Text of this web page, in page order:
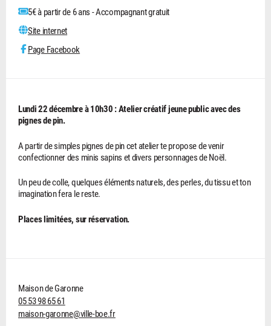
5€ à partir de 6 ans - Accompagnant gratuit
Site internet
Page Facebook
Lundi 22 décembre à 10h30 :Atelier créatif jeune public avec des
pignes de pin.
A partir de simples pignes de pin cet atelier te propose de venir
confectionner des minis sapins et divers personnages de Noël.
Un peu de colle, quelques éléments naturels, des perles, du tissu et ton
imagination fera le reste.
Places limitées, sur réservation.
Maison de Garonne
05 53 98 65 61
maison-garonne@ville-boe.fr